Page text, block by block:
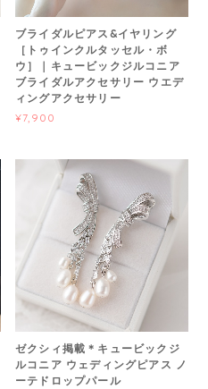
ブライダルピアス&イヤリング
［トゥインクルタッセル・ボ
ウ］｜キュービックジルコニア
ブライダルアクセサリー ウエデ
ィングアクセサリー
¥7,900
ゼクシィ掲載＊キュービックジ
ルコニア ウェディングピアス ノ
ーテドロップパール